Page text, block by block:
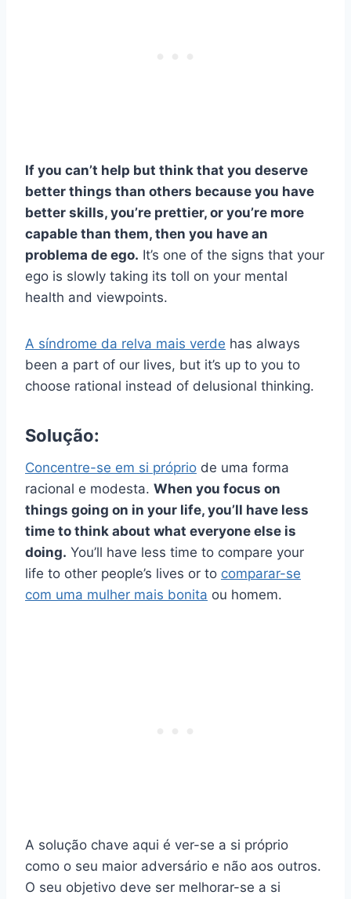
If you can’t help but think that you deserve
better things than others because you have
better skills, you’re prettier, or you’re more
capable than them, then you have an
problema de ego. It’s one of the signs that your
ego is slowly taking its toll on your mental
health and viewpoints.
A síndrome da relva mais verde has always
been a part of our lives, but it’s up to you to
choose rational instead of delusional thinking.
Solução:
Concentre-se em si próprio de uma forma
racional e modesta. When you focus on
things going on in your life, you’ll have less
time to think about what everyone else is
doing. You’ll have less time to compare your
life to other people’s lives or to comparar-se
com uma mulher mais bonita ou homem.
A solução chave aqui é ver-se a si próprio
como o seu maior adversário e não aos outros.
O seu objetivo deve ser melhorar-se a si